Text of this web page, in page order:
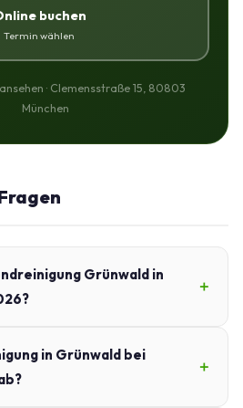
buchen
Termin wählen
· Clemensstraße 15, 80803
München
Grünwald in
in Grünwald bei